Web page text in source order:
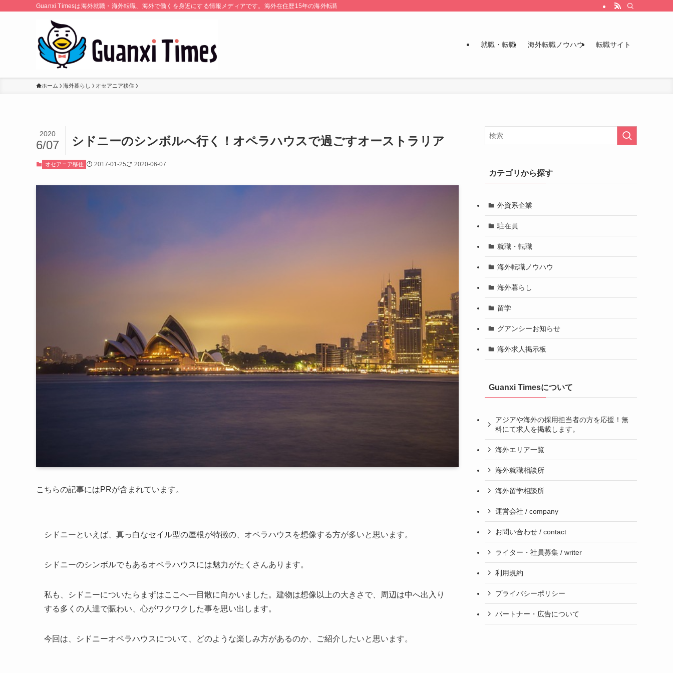
Guanxi Timesは海外就職・海外転職、海外で働くを身近にする情報メディアです。海外在住歴15年の海外転職のプロが監修・運営しています。
就職・転職 海外転職ノウハウ 転職サイト
ホーム 海外暮らし オセアニア移住
シドニーのシンボルへ行く！オペラハウスで過ごすオーストラリア
2020
6/07
オセアニア移住 2017-01-25 2020-06-07
こちらの記事にはPRが含まれています。
シドニーといえば、真っ白なセイル型の屋根が特徴の、オペラハウスを想像する方が多いと思います。
シドニーのシンボルでもあるオペラハウスには魅力がたくさんあります。
私も、シドニーについたらまずはここへ一目散に向かいました。建物は想像以上の大きさで、周辺は中へ出入り
する多くの人達で賑わい、心がワクワクした事を思い出します。
今回は、シドニーオペラハウスについて、どのような楽しみ方があるのか、ご紹介したいと思います。
カテゴリから探す
外資系企業
駐在員
就職・転職
海外転職ノウハウ
海外暮らし
留学
グアンシーお知らせ
海外求人掲示板
Guanxi Timesについて
アジアや海外の採用担当者の方を応援！無
料にて求人を掲載します。
海外エリア一覧
海外就職相談所
海外留学相談所
運営会社 / company
お問い合わせ / contact
ライター・社員募集 / writer
利用規約
プライバシーポリシー
パートナー・広告について